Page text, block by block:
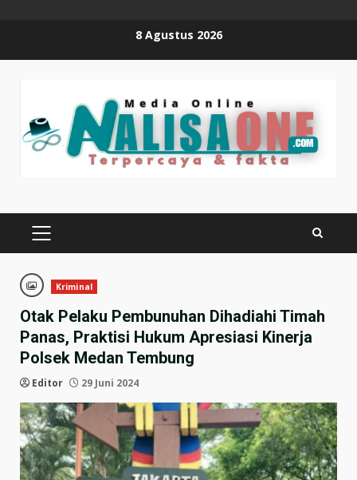
8 Agustus 2026
PRIMARY
Kriminal
Otak Pelaku Pembunuhan Dihadiahi Timah
Panas, Praktisi Hukum Apresiasi Kinerja
Polsek Medan Tembung
Editor 29 Juni 2024